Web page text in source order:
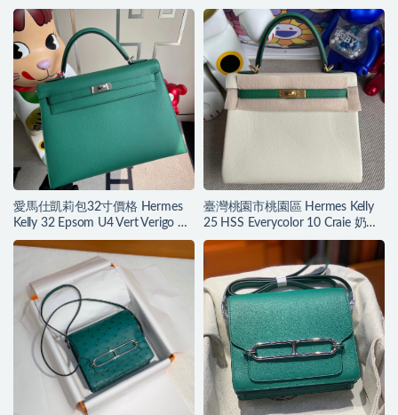
愛馬仕凱莉包32寸價格 Hermes
Kelly 32 Epsom U4 Vert Verigo 絲
絨綠 銀扣
臺灣桃園市桃園區 Hermes Kelly
25 HSS Everycolor 10 Craie 奶昔
白 U4絲絨綠磨砂金扣